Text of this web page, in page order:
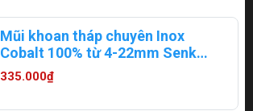
Mũi khoan tháp chuyên Inox
Cobalt 100% từ 4-22mm Senka
20B422E4
335.000₫